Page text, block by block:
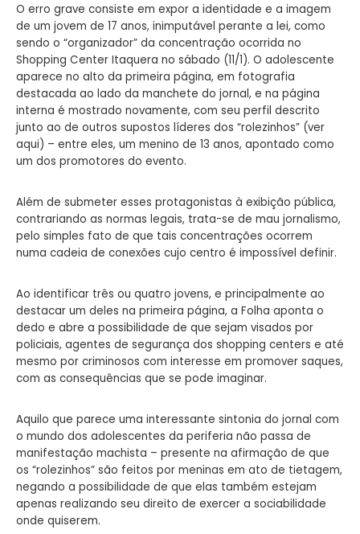
O erro grave consiste em expor a identidade e a imagem
de um jovem de 17 anos, inimputável perante a lei, como
sendo o “organizador” da concentração ocorrida no
Shopping Center Itaquera no sábado (11/1). O adolescente
aparece no alto da primeira página, em fotografia
destacada ao lado da manchete do jornal, e na página
interna é mostrado novamente, com seu perfil descrito
junto ao de outros supostos líderes dos “rolezinhos” (ver
aqui) – entre eles, um menino de 13 anos, apontado como
um dos promotores do evento.
Além de submeter esses protagonistas à exibição pública,
contrariando as normas legais, trata-se de mau jornalismo,
pelo simples fato de que tais concentrações ocorrem
numa cadeia de conexões cujo centro é impossível definir.
Ao identificar três ou quatro jovens, e principalmente ao
destacar um deles na primeira página, a Folha aponta o
dedo e abre a possibilidade de que sejam visados por
policiais, agentes de segurança dos shopping centers e até
mesmo por criminosos com interesse em promover saques,
com as consequências que se pode imaginar.
Aquilo que parece uma interessante sintonia do jornal com
o mundo dos adolescentes da periferia não passa de
manifestação machista – presente na afirmação de que
os “rolezinhos” são feitos por meninas em ato de tietagem,
negando a possibilidade de que elas também estejam
apenas realizando seu direito de exercer a sociabilidade
onde quiserem.